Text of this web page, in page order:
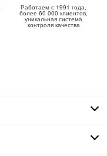
Работаем с 1991 года,
более 60 000 клиентов,
уникальная система
контроля качества